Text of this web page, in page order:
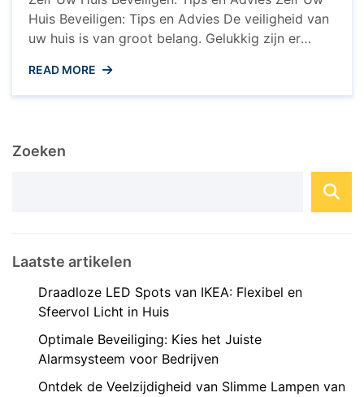
Huis Beveiligen: Tips en Advies De veiligheid van
uw huis is van groot belang. Gelukkig zijn er
om uw woning te beveiligen tegen inbraak en
andere ongewenste situaties. Hier zijn enkele
READ MORE
Zoeken
Laatste artikelen
Draadloze LED Spots van IKEA: Flexibel en
Sfeervol Licht in Huis
Optimale Beveiliging: Kies het Juiste
Alarmsysteem voor Bedrijven
Ontdek de Veelzijdigheid van Slimme Lampen van